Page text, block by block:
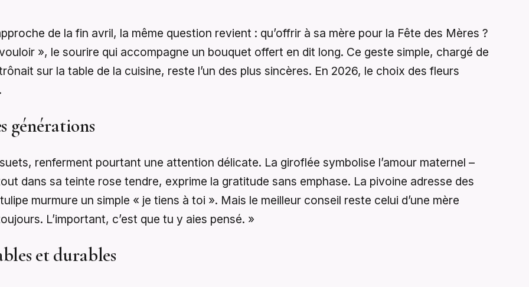
de la fin avril, la même question revient : qu’offrir à sa mère pour la Fête des Mères ?
», le sourire qui accompagne un bouquet offert en dit long. Ce geste simple, chargé de
sur la table de la cuisine, reste l’un des plus sincères. En 2026, le choix des fleurs
générations
renferment pourtant une attention délicate. La giroflée symbolise l’amour maternel –
dans sa teinte rose tendre, exprime la gratitude sans emphase. La pivoine adresse des
murmure un simple « je tiens à toi ». Mais le meilleur conseil reste celui d’une mère
L’important, c’est que tu y aies pensé. »
et durables